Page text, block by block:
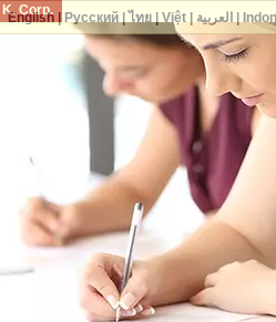
K. Corp.
English| Русский| ไทย| Việt| العربية